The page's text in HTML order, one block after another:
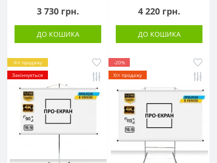
3 730 грн.
ДО КОШИКА
4 220 грн.
ДО КОШИКА
Хіт продажу
Закінчується
-20%
Хіт продажу